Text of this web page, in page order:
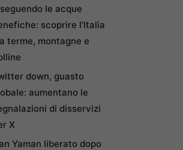
le acque
scoprire l’Italia
terme, montagne e
down, guasto
aumentano le
di disservizi
X
Yaman liberato dopo